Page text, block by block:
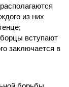
из них
вступают
заключается в